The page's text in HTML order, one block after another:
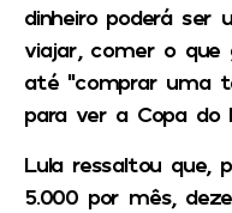
dinheiro poderá ser
viajar, comer o que
até “comprar uma
para ver a Copa do
Lula ressaltou que,
5.000 por mês,